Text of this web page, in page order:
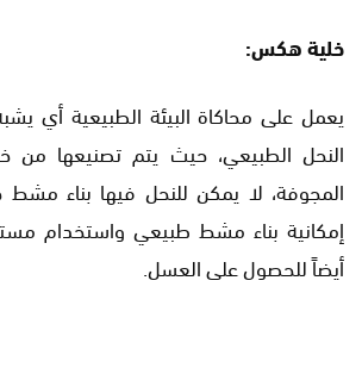
خلية هكس:
يعمل على محاكاة البيئة الطبيعية أي
النحل الطبيعي، حيث يتم تصنيعها من
المجوفة، لا يمكن للنحل فيها بناء
إمكانية بناء مشط طبيعي واستخدام
أيضاً للحصول على العسل.